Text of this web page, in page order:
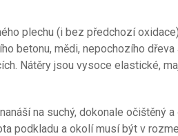
plechu (i bez předchozí
betonu, mědi, nepochozího
Nátěry jsou vysoce elastické,
na suchý, dokonale
podkladu a okolí musí být v